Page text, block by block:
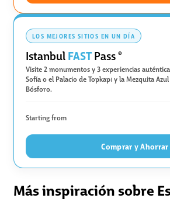
LOS MEJORES SITIOS EN UN DÍA
IstanbulFASTPass ®
Visite 2 monumentos y 3 experiencias
Sofía o el Palacio de Topkapı y la Mezquita
Bósforo.
Starting from
Comprar y Ahorrar
Más inspiración sobre